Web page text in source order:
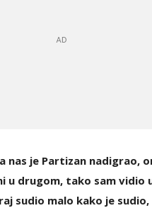
nas je Partizan nadigrao,
u drugom, tako sam vidio
sudio malo kako je